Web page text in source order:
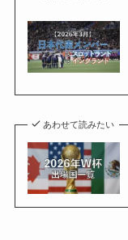
あわせて読みたい